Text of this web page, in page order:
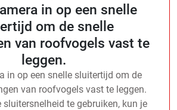
in op een snelle
om de snelle
van roofvogels vast te
leggen.
in op een snelle sluitertijd om de
van roofvogels vast te leggen.
sluitersnelheid te gebruiken, kun je